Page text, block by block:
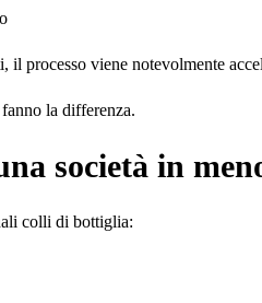
il processo viene notevolmente
la differenza.
società in
colli di bottiglia: